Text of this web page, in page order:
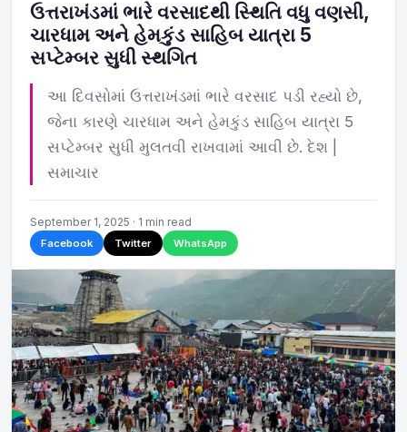
ઉત્તરાખંડમાં ભારે વરસાદથી સ્થિતિ વધુ વણસી,
ચારધામ અને હેમકુંડ સાહિબ યાત્રા 5
સપ્ટેમ્બર સુધી સ્થગિત
આ દિવસોમાં ઉત્તરાખંડમાં ભારે વરસાદ પડી રહ્યો છે,
જેના કારણે ચારધામ અને હેમકુંડ સાહિબ યાત્રા 5
સપ્ટેમ્બર સુધી મુલતવી રાખવામાં આવી છે. દેશ |
સમાચાર
September 1, 2025 · 1 min read
Facebook Twitter WhatsApp